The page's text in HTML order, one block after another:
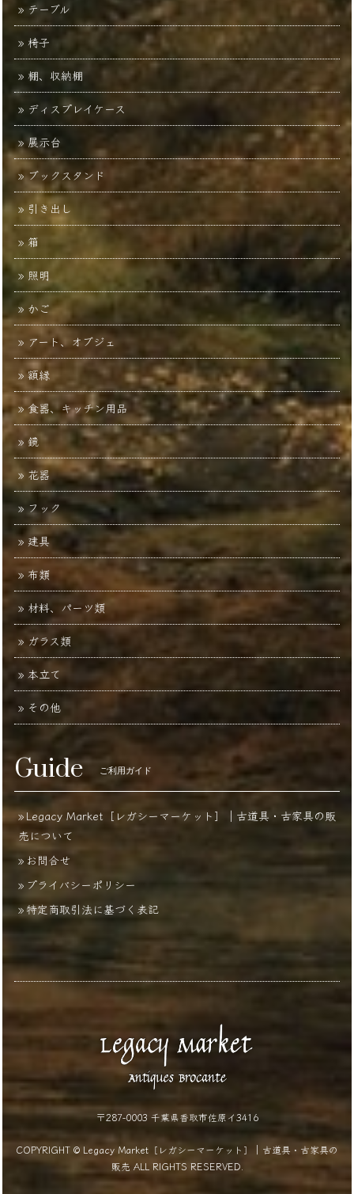
テーブル
椅子
棚、収納棚
ディスプレイケース
展示台
ブックスタンド
引き出し
箱
照明
かご
アート、オブジェ
額縁
食器、キッチン用品
鏡
花器
フック
建具
布類
材料、パーツ類
ガラス類
本立て
その他
Guide ご利用ガイド
Legacy Market［レガシーマーケット］｜古道具・古家具の販
売について
お問合せ
プライバシーポリシー
特定商取引法に基づく表記
〒287-0003 千葉県香取市佐原イ3416
COPYRIGHT © Legacy Market［レガシーマーケット］｜古道具・古家具の
販売 ALL RIGHTS RESERVED.